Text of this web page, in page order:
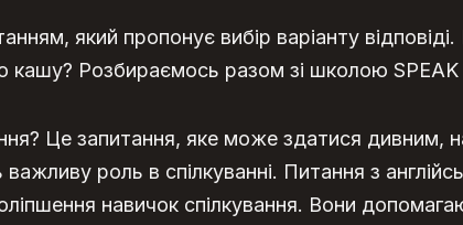
який пропонує вибір варіанту
кашу? Розбираємось разом зі школою SPEAK
Це запитання, яке може здатися дивним,
роль в спілкуванні. Питання з
навичок спілкування. Вони